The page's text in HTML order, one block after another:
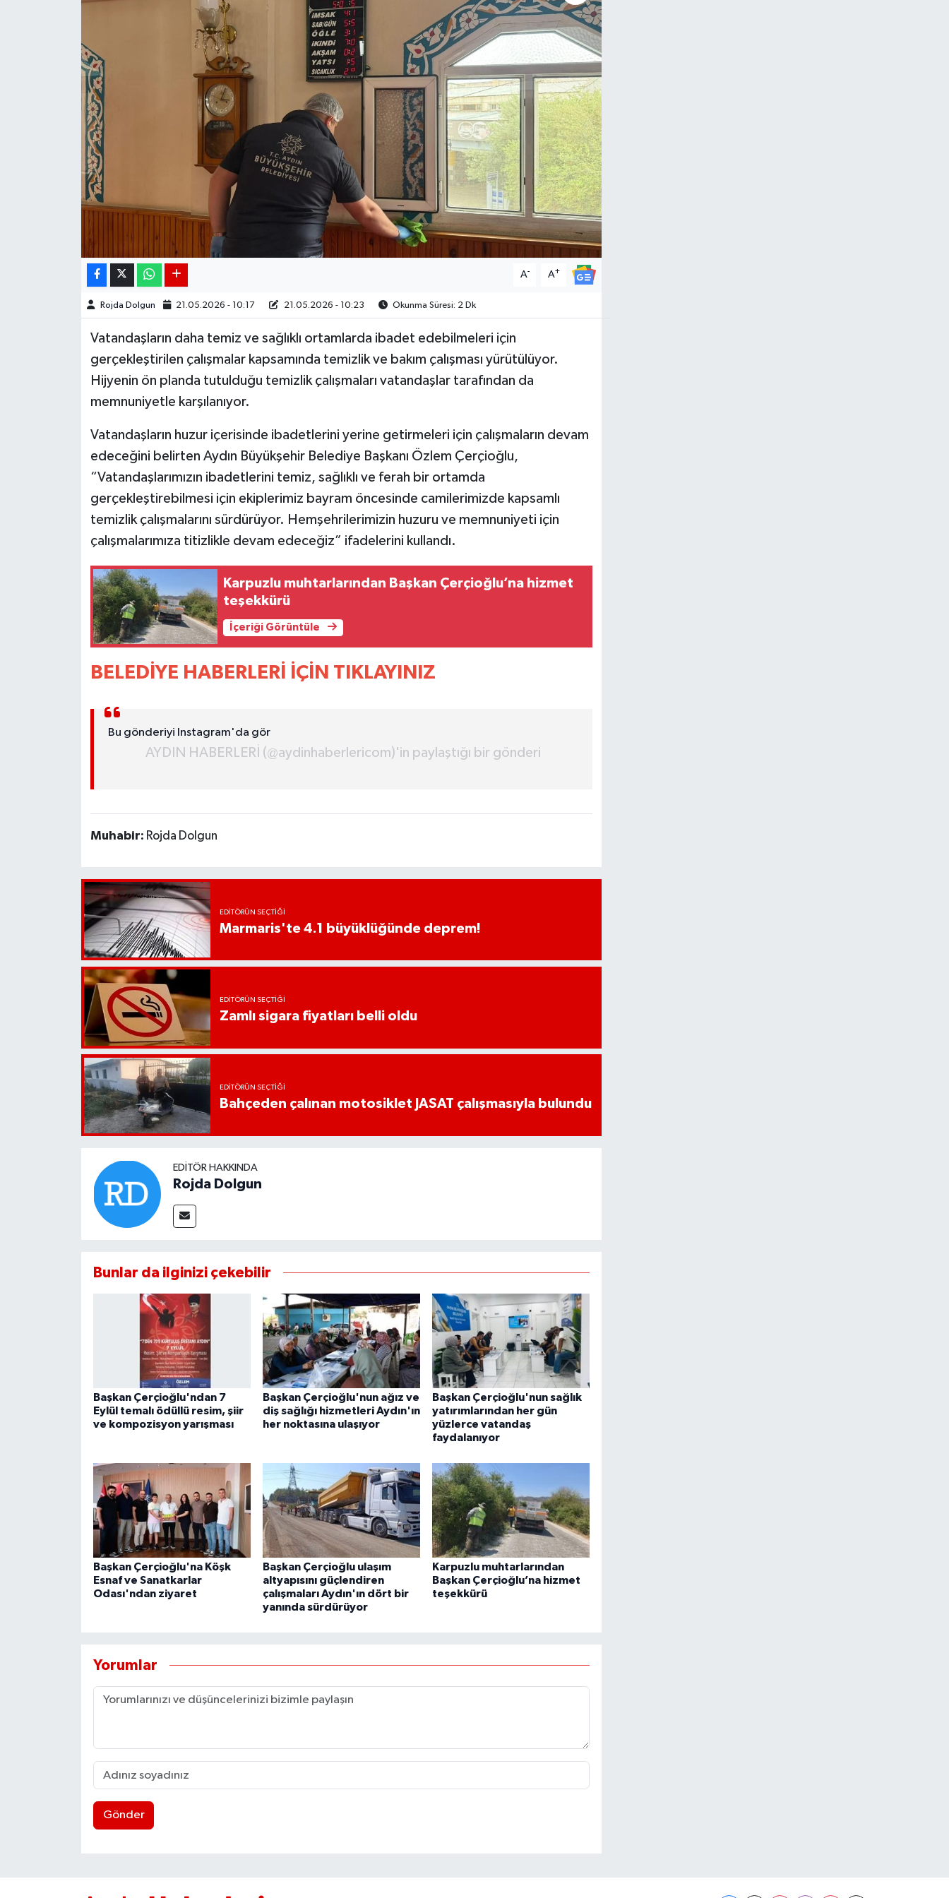
A- A+
Rojda Dolgun 21.05.2026 - 10:17 21.05.2026 - 10:23 Okunma Süresi: 2 Dk
Vatandaşların daha temiz ve sağlıklı ortamlarda ibadet edebilmeleri için
gerçekleştirilen çalışmalar kapsamında temizlik ve bakım çalışması yürütülüyor.
Hijyenin ön planda tutulduğu temizlik çalışmaları vatandaşlar tarafından da
memnuniyetle karşılanıyor.
Vatandaşların huzur içerisinde ibadetlerini yerine getirmeleri için çalışmaların devam
edeceğini belirten Aydın Büyükşehir Belediye Başkanı Özlem Çerçioğlu,
“Vatandaşlarımızın ibadetlerini temiz, sağlıklı ve ferah bir ortamda
gerçekleştirebilmesi için ekiplerimiz bayram öncesinde camilerimizde kapsamlı
temizlik çalışmalarını sürdürüyor. Hemşehrilerimizin huzuru ve memnuniyeti için
çalışmalarımıza titizlikle devam edeceğiz” ifadelerini kullandı.
Karpuzlu muhtarlarından Başkan Çerçioğlu’na hizmet
teşekkürü
İçeriği Görüntüle
BELEDİYE HABERLERİ İÇİN TIKLAYINIZ
Bu gönderiyi Instagram'da gör
AYDIN HABERLERİ (@aydinhaberlericom)'in paylaştığı bir gönderi
Muhabir: Rojda Dolgun
EDITÖRÜN SEÇTIĞI
Marmaris'te 4.1 büyüklüğünde deprem!
EDITÖRÜN SEÇTIĞI
Zamlı sigara fiyatları belli oldu
EDITÖRÜN SEÇTIĞI
Bahçeden çalınan motosiklet JASAT çalışmasıyla bulundu
EDITÖR HAKKINDA
Rojda Dolgun
Bunlar da ilginizi çekebilir
Başkan Çerçioğlu'ndan 7
Eylül temalı ödüllü resim, şiir
ve kompozisyon yarışması
Başkan Çerçioğlu'nun ağız ve
diş sağlığı hizmetleri Aydın'ın
her noktasına ulaşıyor
Başkan Çerçioğlu'nun sağlık
yatırımlarından her gün
yüzlerce vatandaş
faydalanıyor
Başkan Çerçioğlu'na Köşk
Esnaf ve Sanatkarlar
Odası'ndan ziyaret
Başkan Çerçioğlu ulaşım
altyapısını güçlendiren
çalışmaları Aydın'ın dört bir
yanında sürdürüyor
Karpuzlu muhtarlarından
Başkan Çerçioğlu’na hizmet
teşekkürü
Yorumlar
Gönder
EĞİTİM
EKOLOJİ VE ÇEVRE
BİLİM VE TEKNOLOJİ
GÜNDEM
HABERDE İNSAN
KÜLTÜR SANAT
ÖZEL HABER
ŞİRKET HABERLERİ
TEKNOLOJİ
AFYONKARAHİSAR
MANİSA